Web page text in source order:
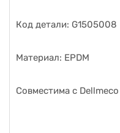
Код детали: G1505008
Материал: EPDM
Совместима с